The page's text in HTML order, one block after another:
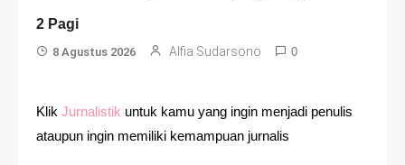
2 Pagi
8 Agustus 2026 Alfia Sudarsono 0
Klik Jurnalistik untuk kamu yang ingin menjadi penulis
ataupun ingin memiliki kemampuan jurnalis